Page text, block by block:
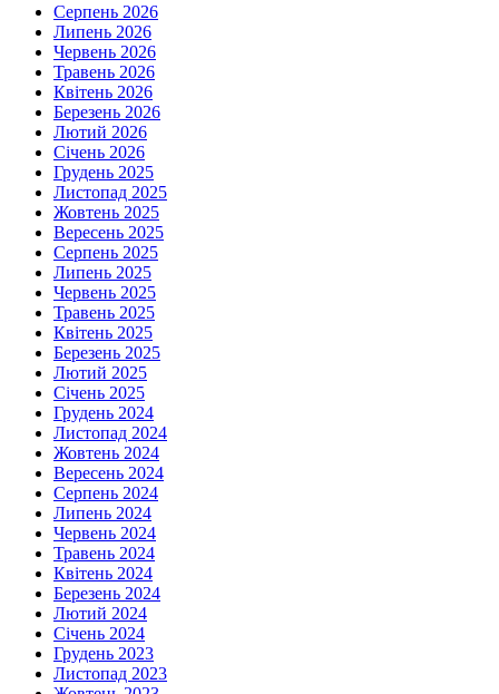
Серпень 2026
Липень 2026
Червень 2026
Травень 2026
Квітень 2026
Березень 2026
Лютий 2026
Січень 2026
Грудень 2025
Листопад 2025
Жовтень 2025
Вересень 2025
Серпень 2025
Липень 2025
Червень 2025
Травень 2025
Квітень 2025
Березень 2025
Лютий 2025
Січень 2025
Грудень 2024
Листопад 2024
Жовтень 2024
Вересень 2024
Серпень 2024
Липень 2024
Червень 2024
Травень 2024
Квітень 2024
Березень 2024
Лютий 2024
Січень 2024
Грудень 2023
Листопад 2023